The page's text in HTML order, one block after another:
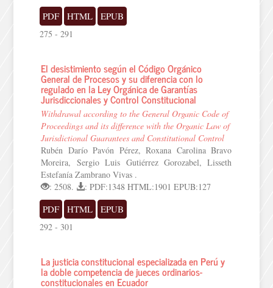
PDF HTML EPUB
275 - 291
El desistimiento según el Código Orgánico
General de Procesos y su diferencia con lo
regulado en la Ley Orgánica de Garantías
Jurisdiccionales y Control Constitucional
Withdrawal according to the General Organic Code of
Proceedings and its difference with the Organic Law of
Jurisdictional Guarantees and Constitutional Control
Rubén Darío Pavón Pérez, Roxana Carolina Bravo
Moreira, Sergio Luis Gutiérrez Gorozabel, Lisseth
Estefanía Zambrano Vivas .
: 2508.
: PDF:1348 HTML:1901 EPUB:127
PDF HTML EPUB
292 - 301
La justicia constitucional especializada en Perú y
la doble competencia de jueces ordinarios-
constitucionales en Ecuador